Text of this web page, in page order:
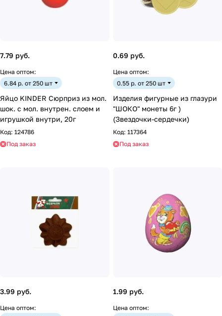
7.79 руб.
Цена оптом:
6.84 р. от 250 шт
Яйцо KINDER Сюрприз из мол.
шок. с мол. внутрен. слоем и
игрушкой внутри, 20г
Код: 124786
Под заказ
0.69 руб.
Цена оптом:
0.55 р. от 250 шт
Изделия фигурные из глазури
"ШОКО" монеты 6г )
(Звездочки-сердечки)
Код: 117364
Под заказ
3.99 руб.
Цена оптом:
1.99 руб.
Цена оптом: